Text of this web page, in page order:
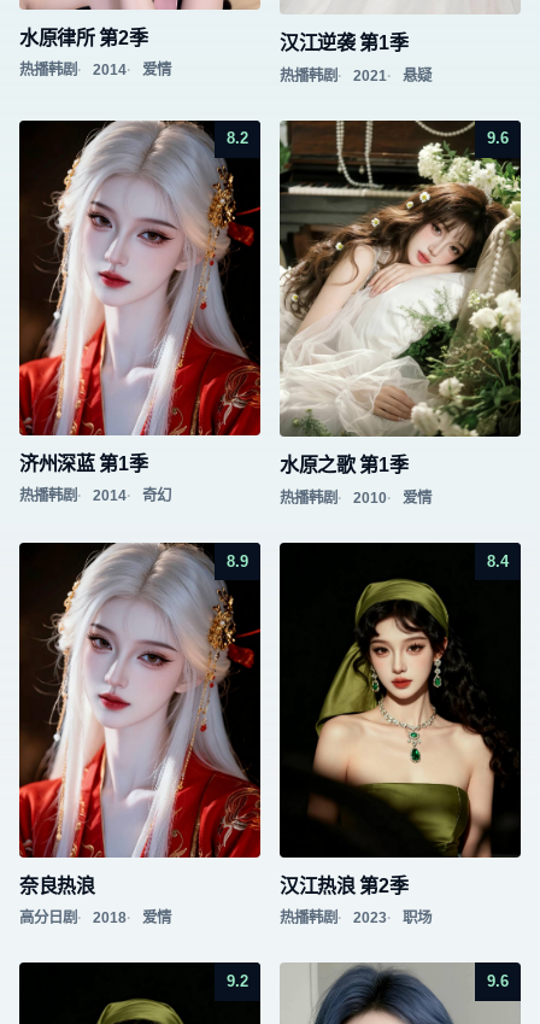
水原律所 第2季
热播韩剧 2014 爱情
汉江逆袭 第1季
热播韩剧 2021 悬疑
8.2
济州深蓝 第1季
热播韩剧 2014 奇幻
9.6
水原之歌 第1季
热播韩剧 2010 爱情
8.9
奈良热浪
高分日剧 2018 爱情
8.4
汉江热浪 第2季
热播韩剧 2023 职场
9.2 9.6